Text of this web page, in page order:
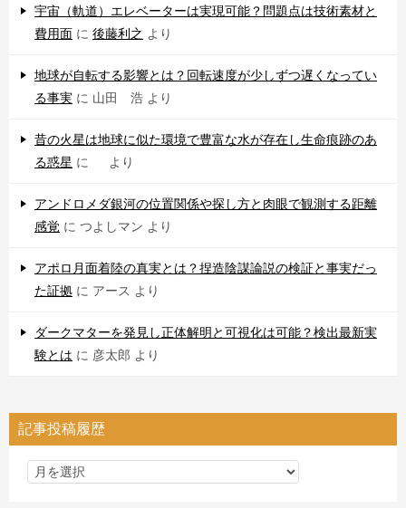
宇宙（軌道）エレベーターは実現可能？問題点は技術素材と
費用面 に 後藤利之 より
地球が自転する影響とは？回転速度が少しずつ遅くなってい
る事実 に 山田 浩 より
昔の火星は地球に似た環境で豊富な水が存在し生命痕跡のあ
る惑星 に より
アンドロメダ銀河の位置関係や探し方と肉眼で観測する距離
感覚 に つよしマン より
アポロ月面着陸の真実とは？捏造陰謀論説の検証と事実だっ
た証拠 に アース より
ダークマターを発見し正体解明と可視化は可能？検出最新実
験とは に 彦太郎 より
記事投稿履歴